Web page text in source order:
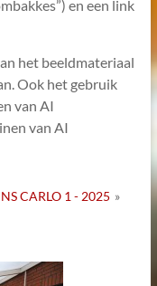
en een link
het beeldmateriaal
Ook het gebruik
van AI
van AI
CARLO 1 - 2025 »